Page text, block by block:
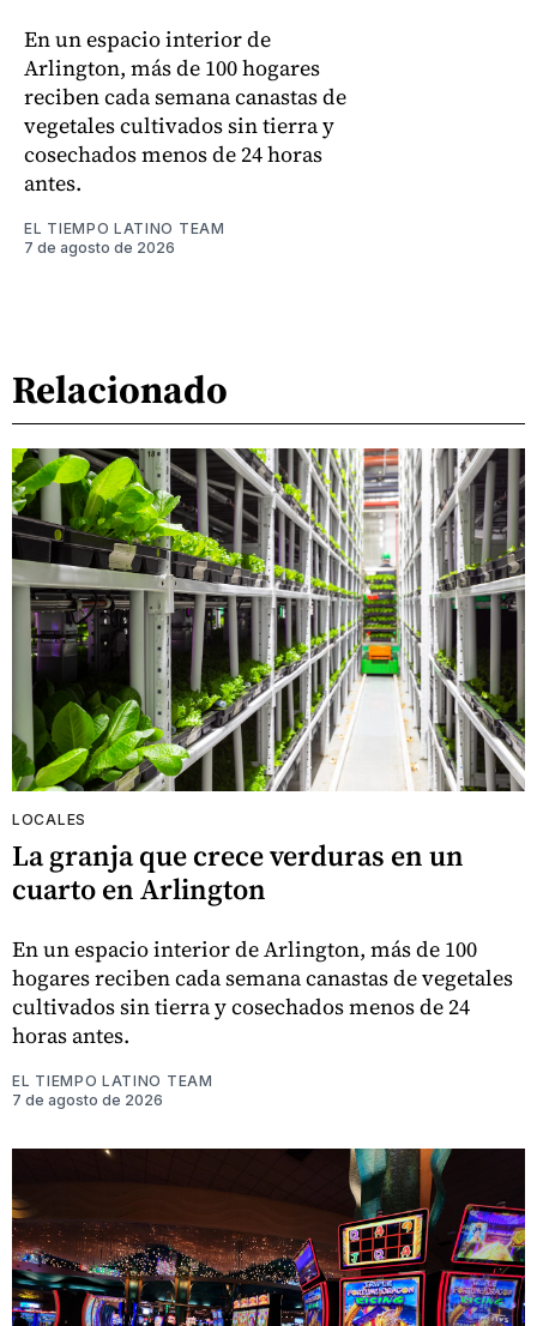
En un espacio interior de
Arlington, más de 100 hogares
reciben cada semana canastas de
vegetales cultivados sin tierra y
cosechados menos de 24 horas
antes.
EL TIEMPO LATINO TEAM
7 de agosto de 2026
Relacionado
LOCALES
La granja que crece verduras en un
cuarto en Arlington
En un espacio interior de Arlington, más de 100
hogares reciben cada semana canastas de vegetales
cultivados sin tierra y cosechados menos de 24
horas antes.
EL TIEMPO LATINO TEAM
7 de agosto de 2026